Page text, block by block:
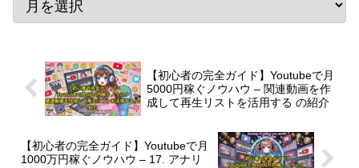
【初心者の完全ガイド】Youtubeで月
5000円稼ぐノウハウ – 関連動画を作
成して再生リストを活用する の紹介
【初心者の完全ガイド】Youtubeで月
1000万円稼ぐノウハウ – 17. アナリ